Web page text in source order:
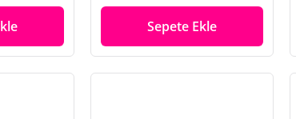
Sepete Ekle